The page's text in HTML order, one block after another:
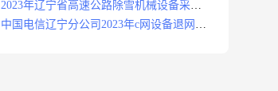
2023年辽宁省高速公路除雪机械设备采购
项目招标招标公告
中国电信辽宁分公司2023年c网设备退网拆